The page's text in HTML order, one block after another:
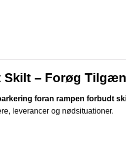
– Forøg
foran rampen forbudt
leverancer og nødsituationer.